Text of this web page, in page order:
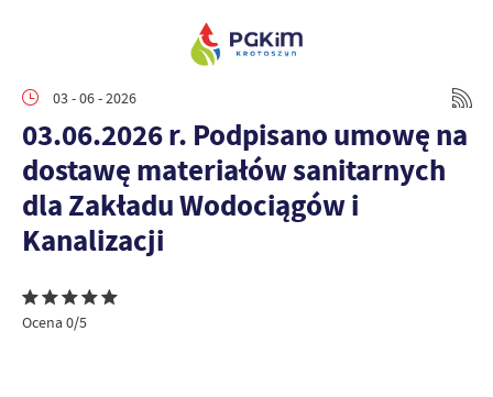
03 - 06 - 2026
03.06.2026 r. Podpisano umowę na
dostawę materiałów sanitarnych
dla Zakładu Wodociągów i
Kanalizacji
Ocena 0/5